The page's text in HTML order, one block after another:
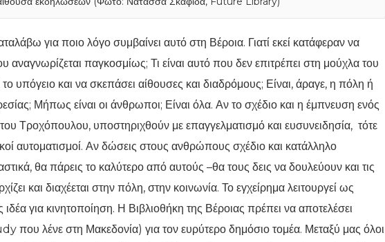
για ποιο λόγο συμβαίνει αυτό στη Βέροια. Γιατί εκεί κατάφεραν να
αναγνωρίζεται παγκοσμίως; Τι είναι αυτό που δεν επιτρέπει στη μούχλα του
υπόγειο και να σκεπάσει αίθουσες και διαδρόμους; Είναι, άραγε, η πόλη ή
Μήπως είναι οι άνθρωποι; Είναι όλα. Αν το σχέδιο και η έμπνευση ενός
Τροχόπουλου, υποστηριχθούν με επαγγελματισμό και ευσυνειδησία, τότε
αυτοματισμοί. Αν δώσεις στους ανθρώπους σχέδιο και κατάλληλο
θα πάρεις το καλύτερο από αυτούς –θα τους δεις να δουλεύουν και τις
και διαχέεται στην πόλη, στην κοινωνία. Το εγχείρημα λειτουργεί ως
για κινητοποίηση. Η Βιβλιοθήκη της Βέροιας πρέπει να αποτελέσει
που λένε στη Μακεδονία) για τον ευρύτερο δημόσιο τομέα. Μεταξύ μας όλοι